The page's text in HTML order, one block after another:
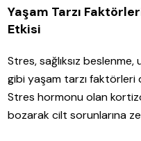
Yaşam Tarzı
Etkisi
Stres, sağlıksız beslenme,
gibi yaşam tarzı
Stres hormonu olan
bozarak cilt sorunlarına